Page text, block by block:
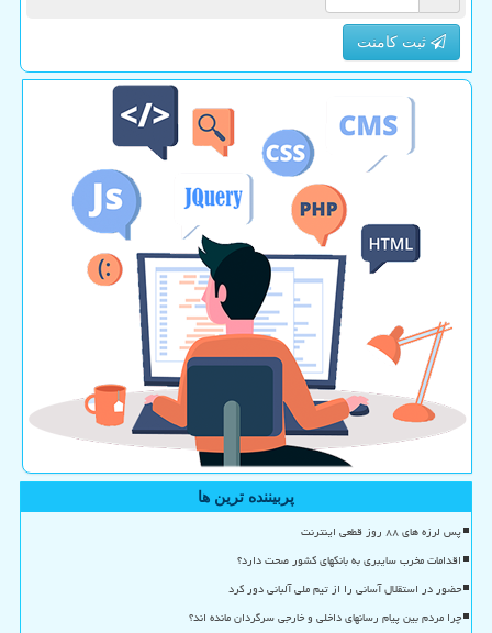
ثبت کامنت
پربیننده ترین ها
پس لرزه های ۸۸ روز قطعی اینترنت
اقدامات مخرب سایبری به بانکهای کشور صحت دارد؟
حضور در استقلال آسانی را از تیم ملی آلبانی دور کرد
چرا مردم بین پیام رسانهای داخلی و خارجی سرگردان مانده اند؟